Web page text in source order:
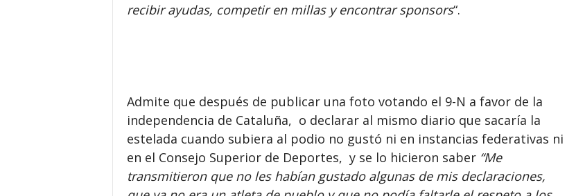
recibir ayudas, competir en millas y encontrar sponsors“.
Admite que después de publicar una foto votando el 9-N a favor de la
independencia de Cataluña, o declarar al mismo diario que sacaría la
estelada cuando subiera al podio no gustó ni en instancias federativas ni
en el Consejo Superior de Deportes, y se lo hicieron saber “Me
transmitieron que no les habían gustado algunas de mis declaraciones,